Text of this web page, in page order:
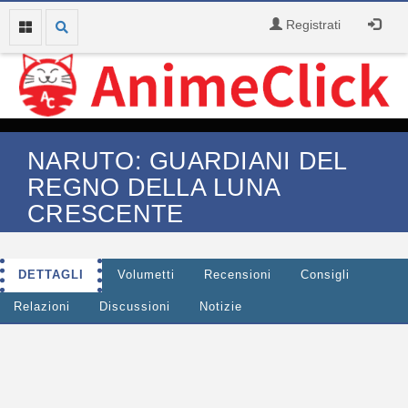
Registrati
NARUTO: GUARDIANI DEL
REGNO DELLA LUNA
CRESCENTE
DETTAGLI Volumetti Recensioni Consigli
Relazioni Discussioni Notizie